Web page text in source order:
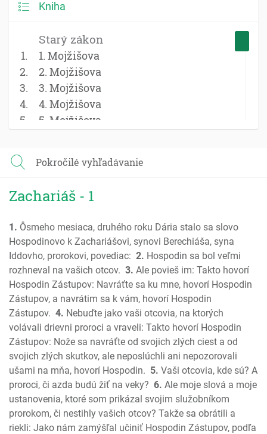
Kniha
Starý zákon
1. Mojžišova
2. Mojžišova
3. Mojžišova
4. Mojžišova
5. Mojžišova
Rút
2 Samuel
2 Kniha kráľov
1 Kroník; Paralipomenon
2 Kroník; Paralipomenon
Ezdráš
Nehemiáš
Ester
Jób
Žalmy
Príslovia
Kazateľ
Pieseň piesní
Izaiáš
Jeremiáš
Pokročilé vyhľadávanie
Zachariáš - 1
1. Ôsmeho mesiaca, druhého roku Dária stalo sa slovo
Hospodinovo k Zachariášovi, synovi Berechiáša, syna
Iddovho, prorokovi, povediac: 2. Hospodin sa bol veľmi
rozhneval na vašich otcov. 3. Ale povieš im: Takto hovorí
Hospodin Zástupov: Navráťte sa ku mne, hovorí Hospodin
Zástupov, a navrátim sa k vám, hovorí Hospodin
Zástupov. 4. Nebuďte jako vaši otcovia, na ktorých
volávali drievni proroci a vraveli: Takto hovorí Hospodin
Zástupov: Nože sa navráťte od svojich zlých ciest a od
svojich zlých skutkov, ale neposlúchli ani nepozorovali
ušami na mňa, hovorí Hospodin. 5. Vaši otcovia, kde sú? A
proroci, či azda budú žiť na veky? 6. Ale moje slová a moje
ustanovenia, ktoré som prikázal svojim služobníkom
prorokom, či nestihly vašich otcov? Takže sa obrátili a
riekli: Jako nám zamýšľal učiniť Hospodin Zástupov, podľa